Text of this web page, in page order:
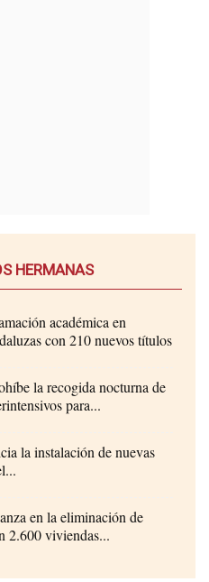
HERMANAS
académica en
con 210 nuevos títulos
la recogida nocturna de
para...
la instalación de nuevas
en la eliminación de
2.600 viviendas...